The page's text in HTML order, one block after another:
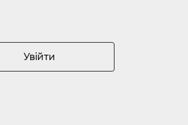
Увійти